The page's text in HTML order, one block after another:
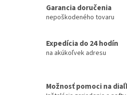
l
á
c
v
Garancia doručenia
nepoškodeného tovaru
Expedícia do 24 hodín
na akúkoľvek adresu
Možnosť pomoci na